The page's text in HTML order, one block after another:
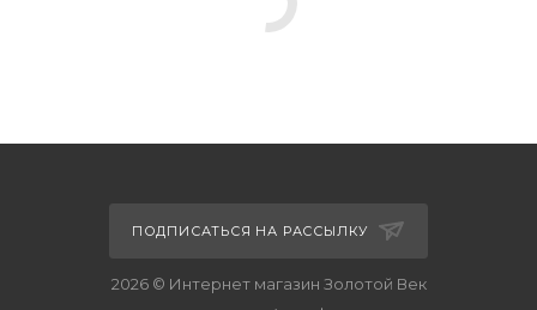
ПОДПИСАТЬСЯ НА РАССЫЛКУ
2026 © Интернет магазин Золотой Век